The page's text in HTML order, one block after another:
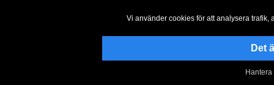
Vi använder cookies för att analysera
Det